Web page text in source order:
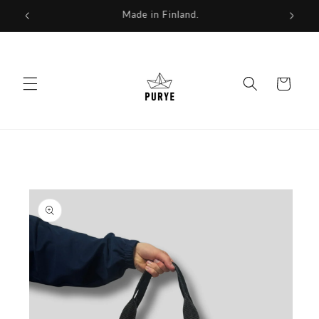
Skip to
content
We repurpose fabrics for a new future.
Cart